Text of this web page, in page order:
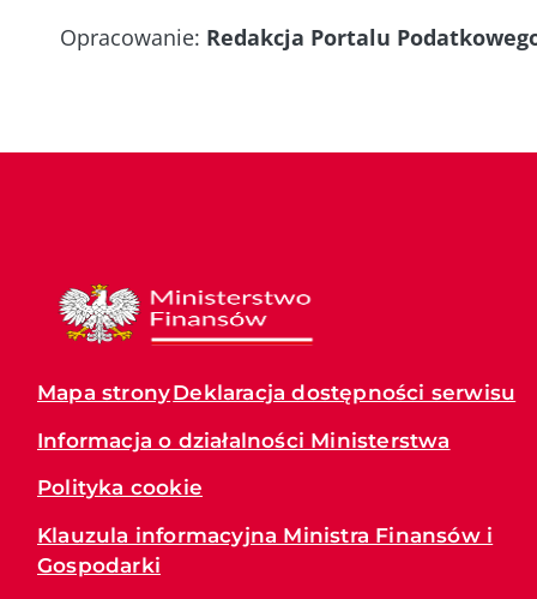
Opracowanie: Redakcja Portalu
Mapa stronyDeklaracja dostępności serwisu
Informacja o działalności Ministerstwa
Polityka cookie
Klauzula informacyjna Ministra Finansów i
Gospodarki